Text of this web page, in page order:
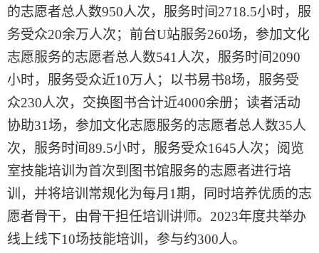
的志愿者总人数950人次，服务时间2718.5小时， 服
务受众20余万人次；前台U站服务260场， 参加文化
志愿服务的志愿者总人数541人次，服务时间2090
小时， 服务受众近10万人；以书易书8场， 服务受
众230人次，交换图书合计近4000余册； 读者活动
协助31场，参加文化志愿服务的志愿者总人数35人
次， 服务时间89.5小时，服务受众1645人次； 阅览
室技能培训为首次到图书馆服务的志愿者进行培
训，并将培训常规化为每月1期 ，
同时培养优质的志
愿者骨干，由骨干担任培训讲师。 2023年度共举办
线上线下10场技能培训，参与约300人。